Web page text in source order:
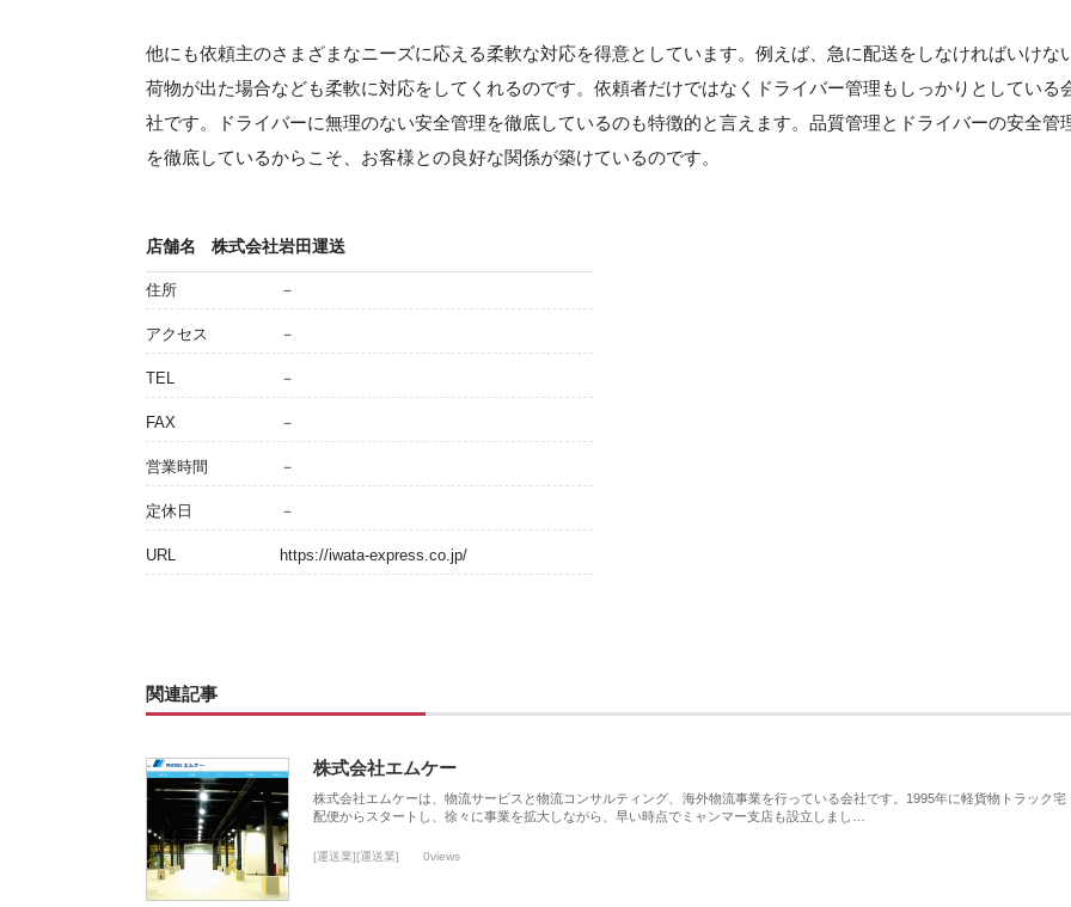
他にも依頼主のさまざまなニーズに応える柔軟な対応を得意としています。例えば、急に配送をしなければいけな
荷物が出た場合なども柔軟に対応をしてくれるのです。依頼者だけではなくドライバー管理もしっかりとしている
社です。ドライバーに無理のない安全管理を徹底しているのも特徴的と言えます。品質管理とドライバーの安全管
を徹底しているからこそ、お客様との良好な関係が築けているのです。
店舗名 株式会社岩田運送
住所 －
アクセス －
TEL －
FAX －
営業時間 －
定休日 －
URL https://iwata-express.co.jp/
関連記事
株式会社エムケー
株式会社エムケーは、物流サービスと物流コンサルティング、海外物流事業を行っている会社です。1995年に軽貨物トラック宅
配便からスタートし、徐々に事業を拡大しながら、早い時点でミャンマー支店も設立しまし…
[運送業][運送業] 0views